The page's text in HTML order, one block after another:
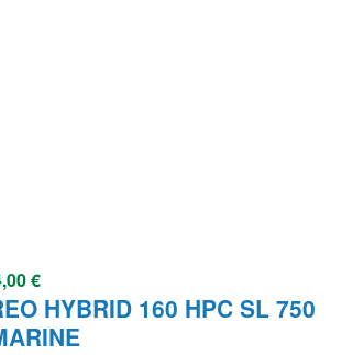
€
HYBRID 160 HPC SL 750